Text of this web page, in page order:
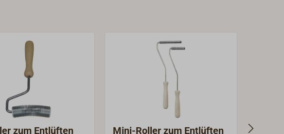
zum Entlüften
Mini-Roller zum Entlüften